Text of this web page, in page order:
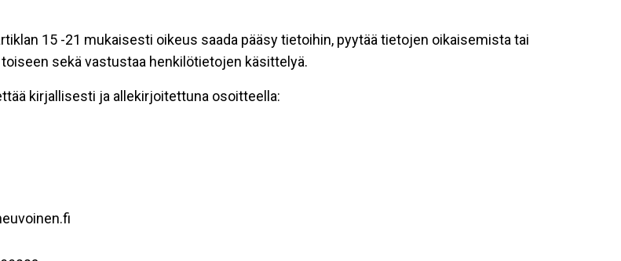
15 -21 mukaisesti oikeus saada pääsy tietoihin, pyytää tietojen oikaisemista tai
sekä vastustaa henkilötietojen käsittelyä.
kirjallisesti ja allekirjoitettuna osoitteella: